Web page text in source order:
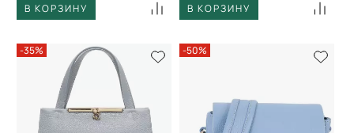
В КОРЗИНУ
В КОРЗИНУ
-35% -50%